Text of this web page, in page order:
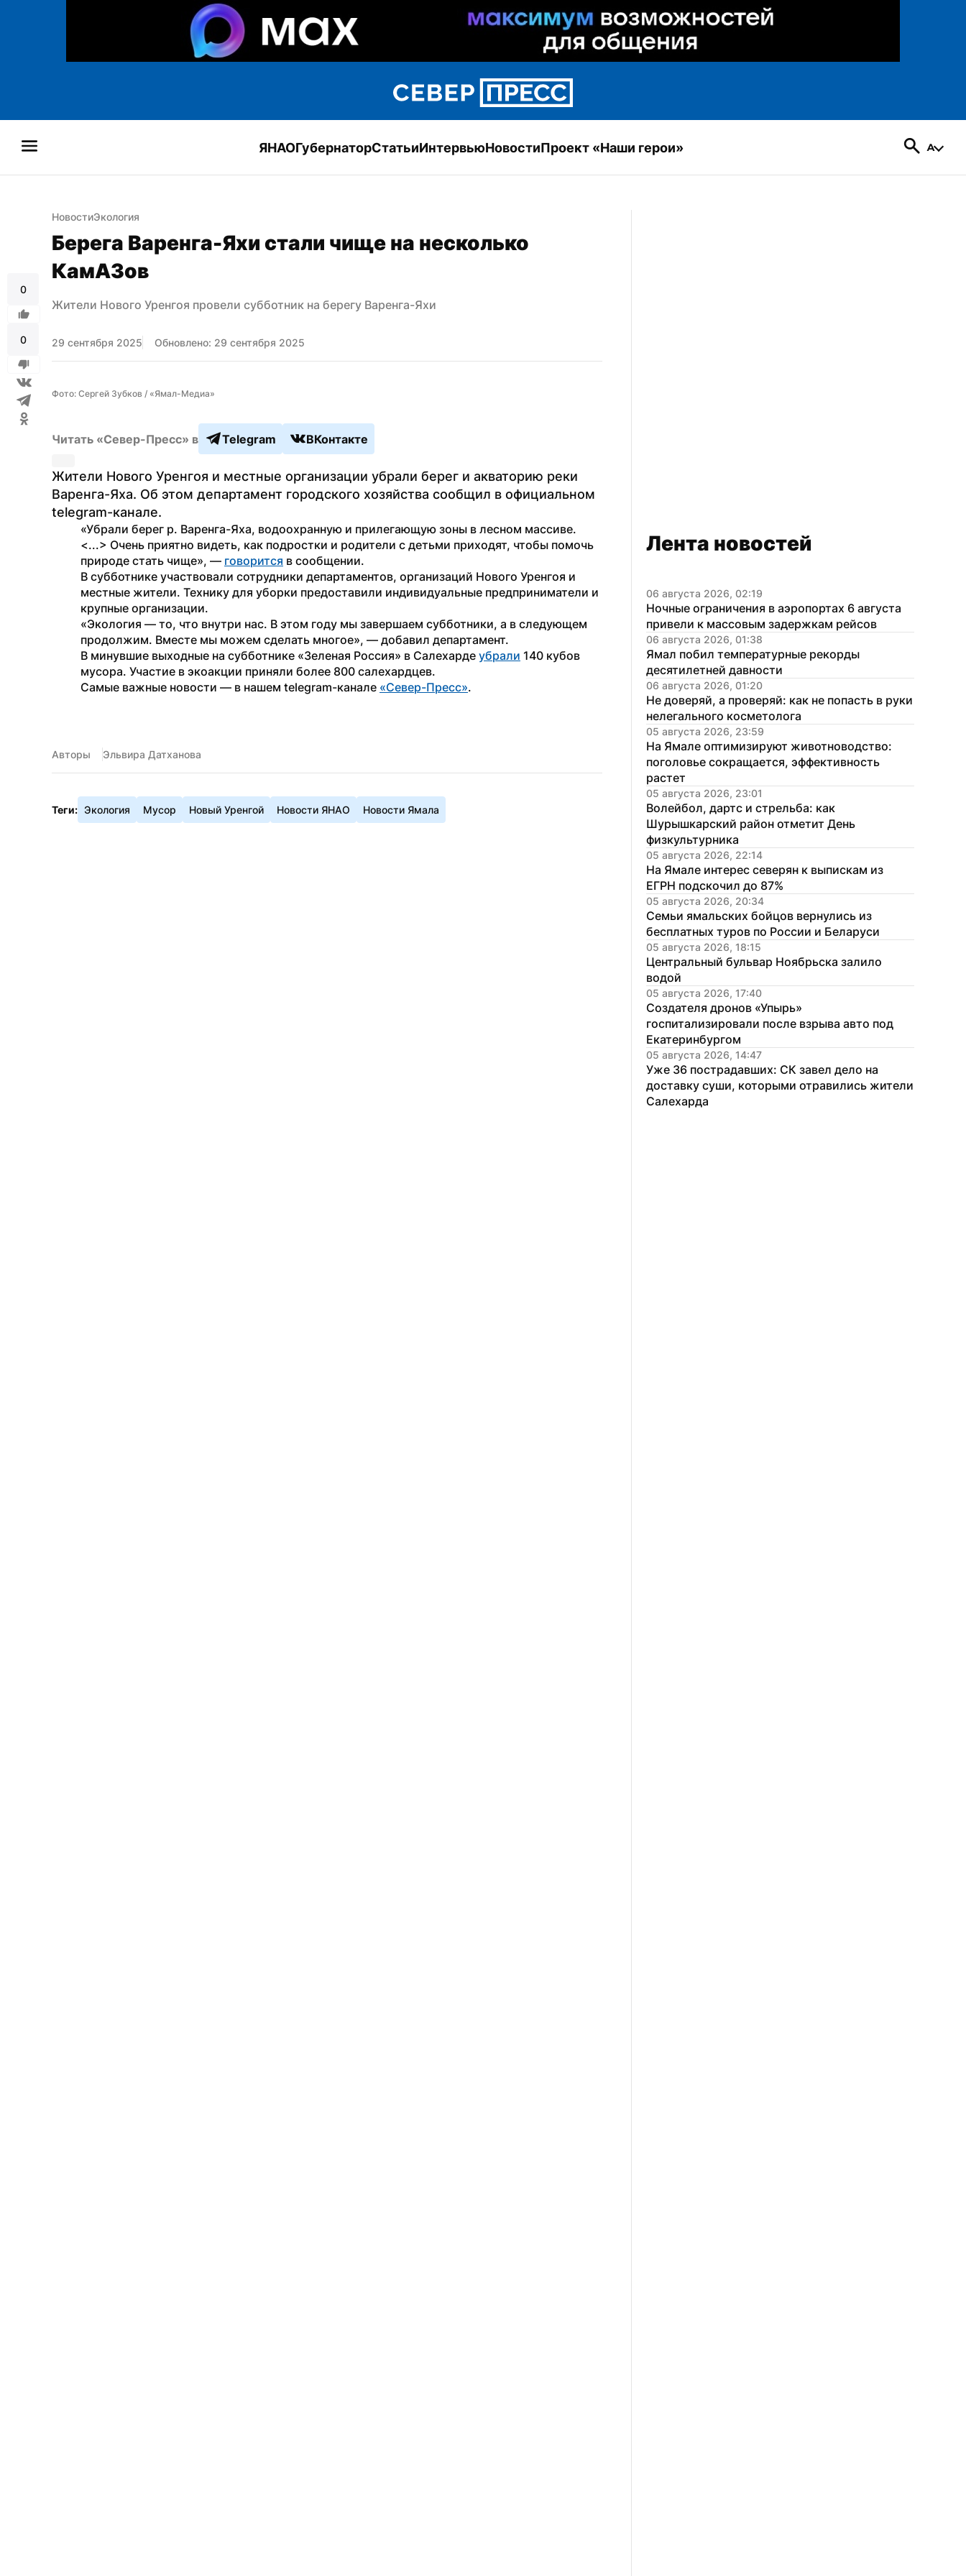
ЯНАОГубернаторСтатьиИнтервьюНовостиПроект «Наши герои»
0
0
НовостиЭкология
Берега Варенга-Яхи стали чище на несколько
КамАЗов
Жители Нового Уренгоя провели субботник на берегу Варенга-Яхи
29 сентября 2025 Обновлено: 29 сентября 2025
Фото: Сергей Зубков / «Ямал-Медиа»
Читать «Север-Пресс» в Telegram ВКонтакте
Жители Нового Уренгоя и местные организации убрали берег и акваторию реки
Варенга-Яха. Об этом департамент городского хозяйства сообщил в официальном
telegram-канале.
«Убрали берег р. Варенга-Яха, водоохранную и прилегающую зоны в лесном массиве.
<...> Очень приятно видеть, как подростки и родители с детьми приходят, чтобы помочь
природе стать чище», — говорится в сообщении.
В субботнике участвовали сотрудники департаментов, организаций Нового Уренгоя и
местные жители. Технику для уборки предоставили индивидуальные предприниматели и
крупные организации.
«Экология — то, что внутри нас. В этом году мы завершаем субботники, а в следующем
продолжим. Вместе мы можем сделать многое», — добавил департамент.
В минувшие выходные на субботнике «Зеленая Россия» в Салехарде убрали 140 кубов
мусора. Участие в экоакции приняли более 800 салехардцев.
Самые важные новости — в нашем telegram-канале «Север-Пресс».
Авторы Эльвира Датханова
Теги: Экология Мусор Новый Уренгой Новости ЯНАО Новости Ямала
Лента новостей
06 августа 2026, 02:19
Ночные ограничения в аэропортах 6 августа
привели к массовым задержкам рейсов
06 августа 2026, 01:38
Ямал побил температурные рекорды
десятилетней давности
06 августа 2026, 01:20
Не доверяй, а проверяй: как не попасть в руки
нелегального косметолога
05 августа 2026, 23:59
На Ямале оптимизируют животноводство:
поголовье сокращается, эффективность
растет
05 августа 2026, 23:01
Волейбол, дартс и стрельба: как
Шурышкарский район отметит День
физкультурника
05 августа 2026, 22:14
На Ямале интерес северян к выпискам из
ЕГРН подскочил до 87%
05 августа 2026, 20:34
Семьи ямальских бойцов вернулись из
бесплатных туров по России и Беларуси
05 августа 2026, 18:15
Центральный бульвар Ноябрьска залило
водой
05 августа 2026, 17:40
Создателя дронов «Упырь»
госпитализировали после взрыва авто под
Екатеринбургом
05 августа 2026, 14:47
Уже 36 пострадавших: СК завел дело на
доставку суши, которыми отравились жители
Салехарда